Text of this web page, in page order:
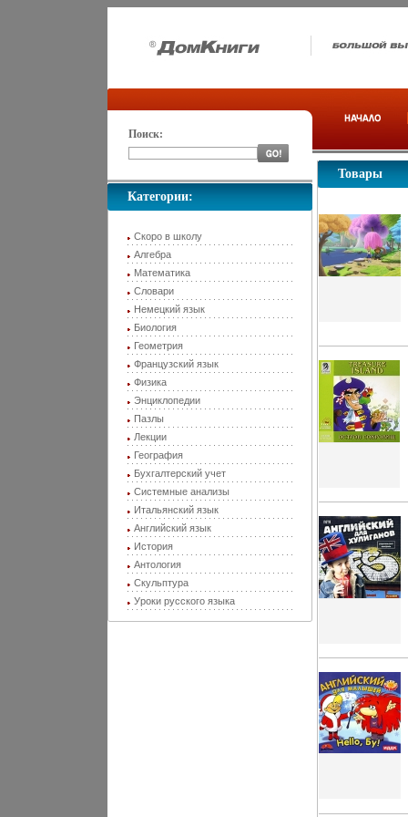
Поиск:
Категории:
Скоро в школу
Алгебра
Математика
Словари
Немецкий язык
Биология
Геометрия
Французский язык
Физика
Энциклопедии
Пазлы
Лекции
География
Бухгалтерский учет
Системные анализы
Итальянский язык
Английский язык
История
Антология
Скульптура
Уроки русского языка
Товары